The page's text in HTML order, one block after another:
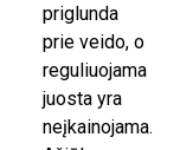
priglunda
prie veido, o
reguliuojama
juosta yra
neįkainojama.